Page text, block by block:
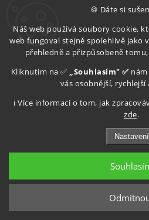
🍪 Dáte si
Náš web používá soubory cookie,
web fungoval stejně spolehlivě jako
přehledně a přizpůsobeně
Kliknutím na ✅ „Souhlasím" ✅
vás osobnější, rychlejší
ℹ️ Více informací o tom, jak
zde.
Nastavení
Skladem (expedice do 3
9 050 Kč
–14 %